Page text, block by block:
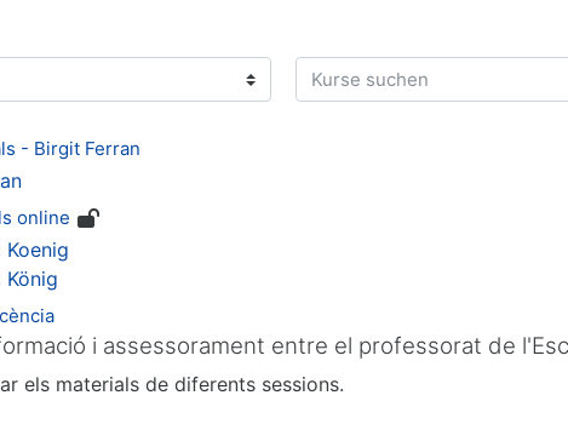
Kurse suchen
- Birgit Ferran
online
Koenig
König
i assessorament entre el professorat de
els materials de diferents sessions.